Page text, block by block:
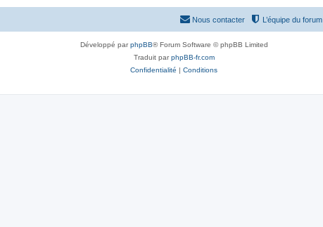
L’équipe du forum
Nous contacter
Développé parphpBB® Forum Software © phpBB Limited
Traduit parphpBB-fr.com
Confidentialité | Conditions